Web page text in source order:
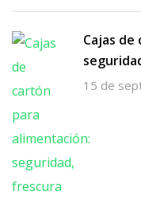
Cajas
15 de